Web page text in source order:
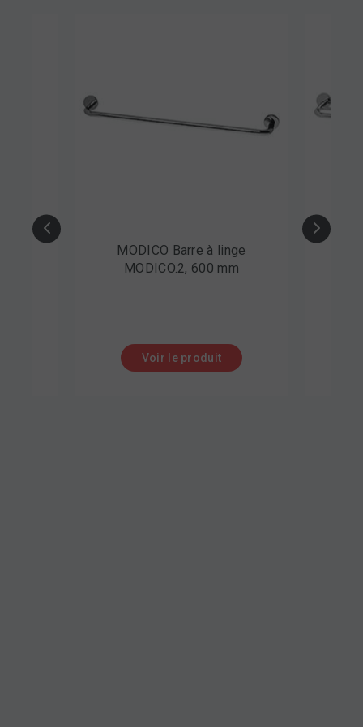
MODICO Barre à linge
MODICO.2, 600 mm
Voir le produit